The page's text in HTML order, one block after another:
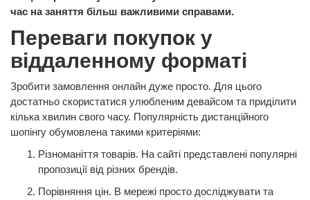
час на заняття більш важливими справами.
Переваги покупок у
віддаленному форматі
Зробити замовлення онлайн дуже просто. Для цього
достатньо скористатися улюбленим девайсом та приділити
кілька хвилин свого часу. Популярність дистанційного
шопінгу обумовлена такими критеріями:
Різноманіття товарів. На сайті представлені популярні
пропозиції від різних брендів.
Порівняння цін. В мережі просто досліджувати та